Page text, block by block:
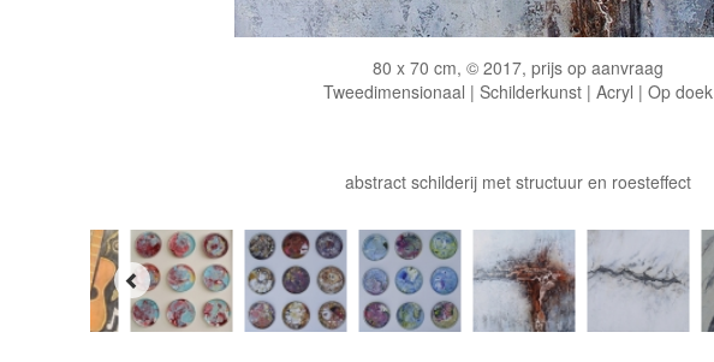
80 x 70 cm, © 2017, prijs op aanvraag
Tweedimensionaal | Schilderkunst | Acryl | Op doek
abstract schilderij met structuur en roesteffect